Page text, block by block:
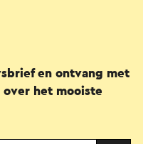
en ontvang met
het mooiste